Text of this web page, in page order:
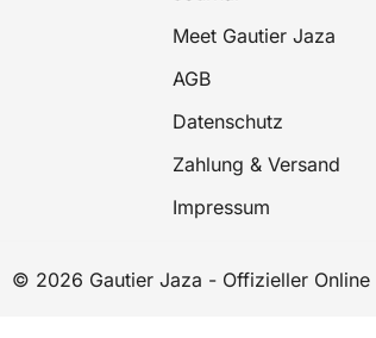
Meet Gautier Jaza
AGB
Datenschutz
Zahlung & Versand
Impressum
© 2026 Gautier Jaza - Offizieller Online